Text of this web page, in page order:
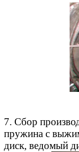
7. Сбор
пружина с
диск, ведомый